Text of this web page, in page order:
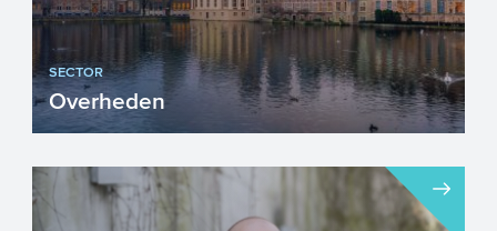
SECTOR
Overheden
Nederlandse overheden staan voor
diverse complexe uitdagingen,